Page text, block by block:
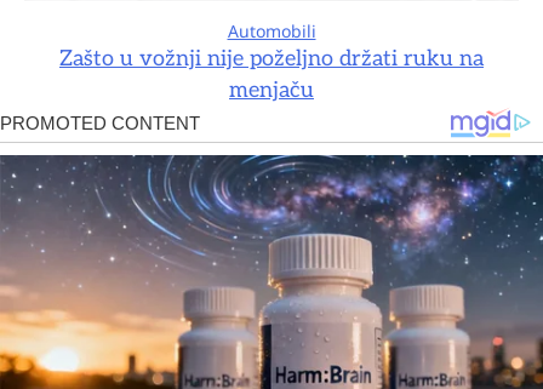
Automobili
Zašto u vožnji nije poželjno držati ruku na
menjaču